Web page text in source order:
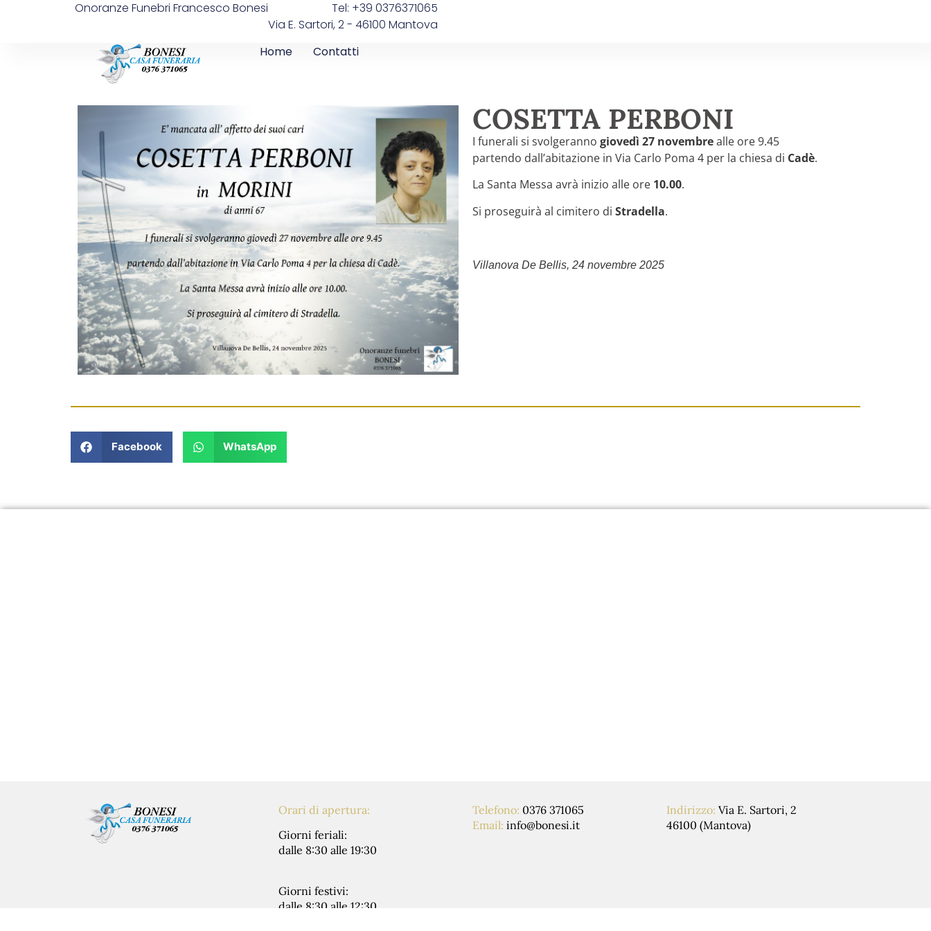
Onoranze Funebri Francesco Bonesi
Tel: +39 0376371065
Via E. Sartori, 2 - 46100 Mantova
Home
Contatti
COSETTA PERBONI
I funerali si svolgeranno giovedì 27 novembrealle ore 9.45
partendo dall’abitazione in Via Carlo Poma 4 per la chiesa di Cadè.
La Santa Messa avrà inizio alle ore 10.00.
Si proseguirà al cimitero di Stradella.
Villanova De Bellis, 24 novembre 2025
Facebook WhatsApp
Orari di apertura:
Giorni feriali:
dalle 8:30 alle 19:30
Giorni festivi:
dalle 8:30 alle 12:30
Telefono: 0376 371065
Email: info@bonesi.it
Indirizzo: Via E. Sartori, 2
46100 (Mantova)